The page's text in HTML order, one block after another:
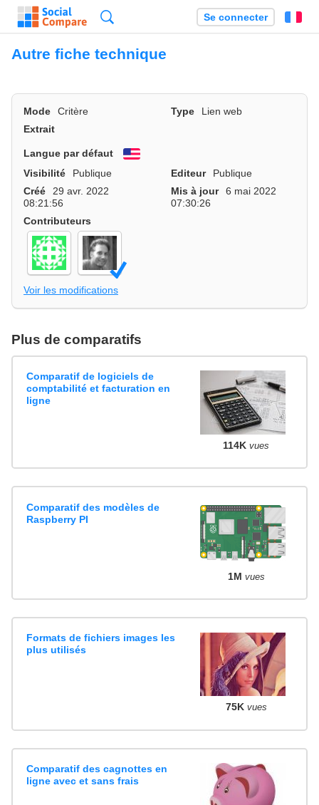
Se connecter
Autre fiche technique
Mode Critère Type
Lien web
Extrait
Langue par défaut
English
Visibilité
Publique Editeur
Publique
Créé
29 avr. 2022
08:21:56
Mis à jour
6 mai 2022
07:30:26
Contributeurs
Voir les modifications
Plus de comparatifs
Comparatif de logiciels de
comptabilité et facturation en
ligne
114K vues
Comparatif des modèles de
Raspberry PI
1M vues
Formats de fichiers images les
plus utilisés
75K vues
Comparatif des cagnottes en
ligne avec et sans frais